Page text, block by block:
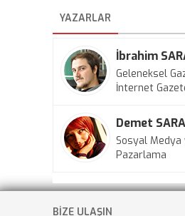
YAZARLAR
İbrahim
Geleneksel
İnternet
Demet
Sosyal
Pazarlama
BİZE ULAŞIN